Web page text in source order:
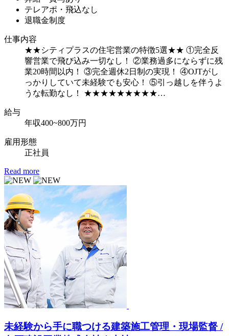
テレアポ・飛込なし
退職金制度
仕事内容
★★シティプラスの住宅営業の特徴5選★★ ①完全反
響営業で飛び込み一切なし！ ②業務過多にならずに残
業20時間以内！ ③完全週休2日制の実現！ ④OJTがし
っかりしていて未経験でも安心！ ⑤引っ越しを伴うよ
うな転勤なし！ ★★★★★★★★★…
給与
年収400~800万円
雇用形態
正社員
Read more
未経験から手に職つける建築施工管理・現場監督 /